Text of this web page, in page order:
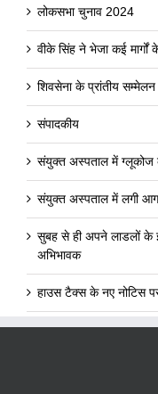
लोकसभा चुनाव 2024
वीके सिंह ने भेजा कई मार्गों
शिवसेना के प्रांतीय सम्मेलन
संपादकीय
संयुक्त अस्पताल में ग्लूकोज
संयुक्त अस्पताल में लगी
सुबह से ही अपने लाडलों के
अभिभावक
हाउस टैक्स के नए नोटिस